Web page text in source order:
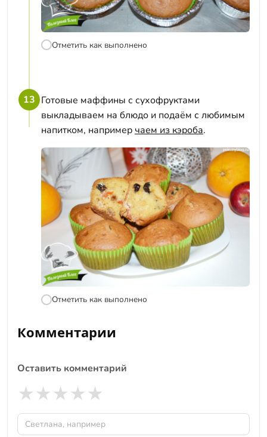
Отметить как выполнено
13 Готовые маффины с сухофруктами
выкладываем на блюдо и подаём с любимым
напитком, например чаем из кэроба.
Отметить как выполнено
Комментарии
Оставить комментарий
★★★★★